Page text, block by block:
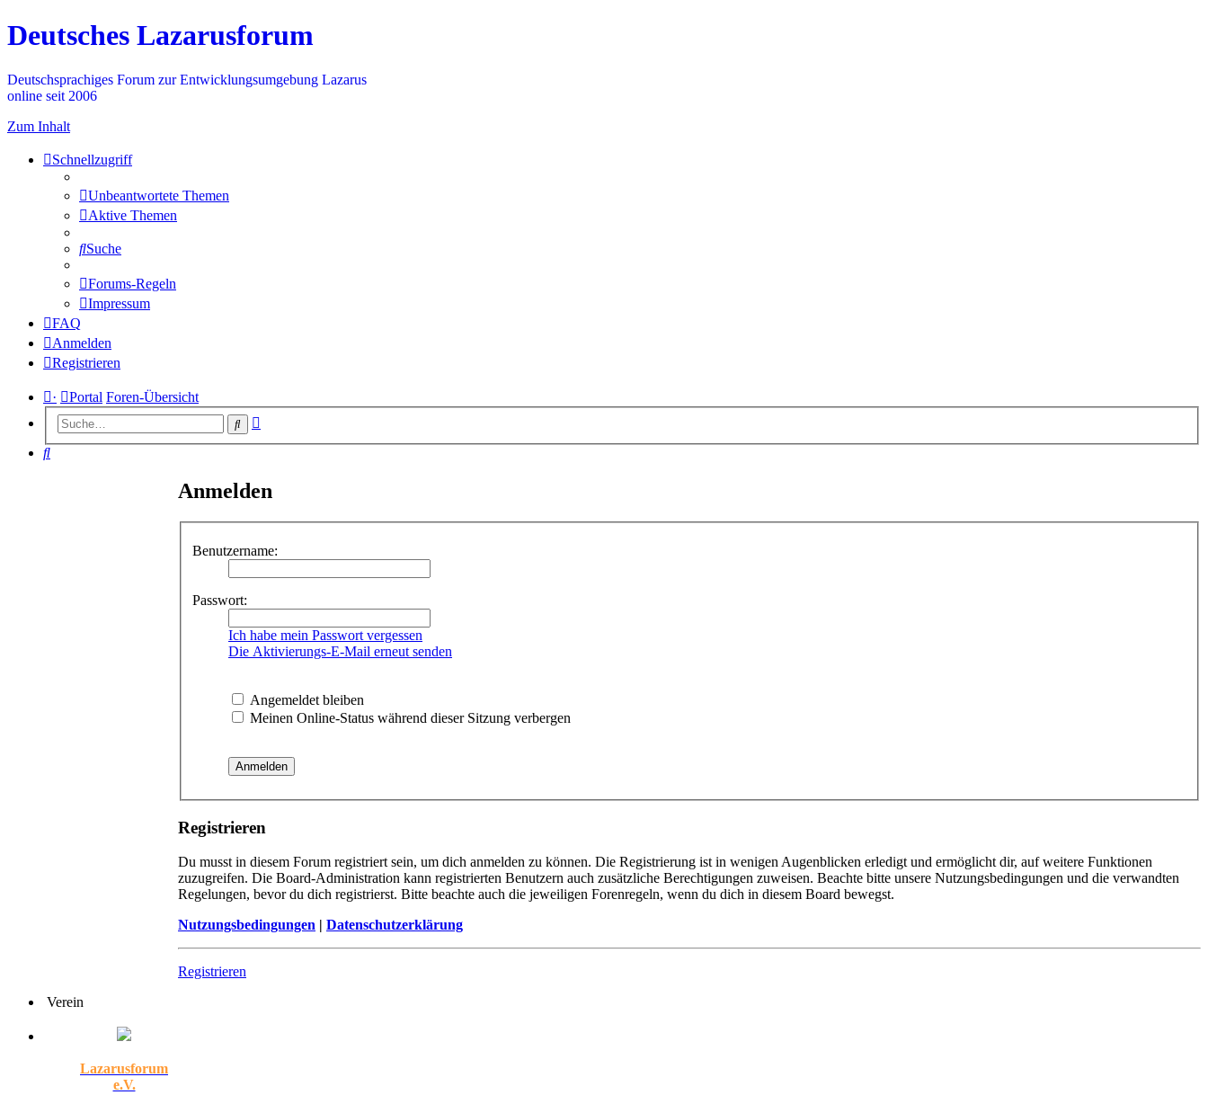
Deutsches Lazarusforum
Deutschsprachiges Forum zur Entwicklungsumgebung Lazarus
online seit 2006
Zum Inhalt
Schnellzugriff
Unbeantwortete Themen
Aktive Themen
Suche
Forums-Regeln
Impressum
FAQ
Anmelden
Registrieren
· Portal Foren-Übersicht
Suche
Suche
Anmelden
Benutzername:
Passwort:
Ich habe mein Passwort vergessen
Die Aktivierungs-E-Mail erneut senden
Angemeldet bleiben
Meinen Online-Status während dieser Sitzung verbergen
Registrieren
Du musst in diesem Forum registriert sein, um dich anmelden zu können. Die Registrierung ist in wenigen Augenblicken erledigt und ermöglicht dir, auf weitere Funktionen
zuzugreifen. Die Board-Administration kann registrierten Benutzern auch zusätzliche Berechtigungen zuweisen. Beachte bitte unsere Nutzungsbedingungen und die verwandten
Regelungen, bevor du dich registrierst. Bitte beachte auch die jeweiligen Forenregeln, wenn du dich in diesem Board bewegst.
Nutzungsbedingungen | Datenschutzerklärung
Registrieren
Verein
Lazarusforum
e.V.